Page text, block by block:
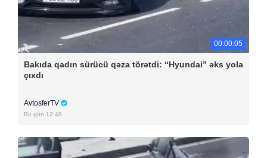
00:00:05
Bakıda qadın sürücü qəza törətdi: “Hyundai” əks yola
çıxdı
AvtosferTV
Bu gün 12:48